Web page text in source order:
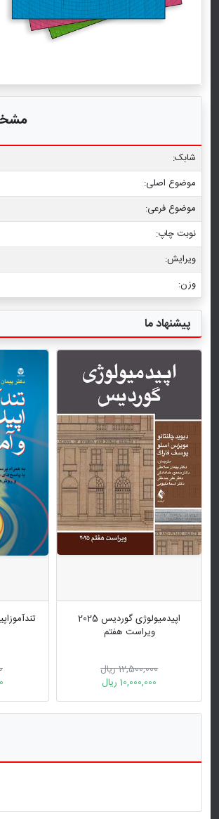
شابک:
موضوع اصلی:
موضوع فرعی:
نوبت چاپ:
ویرایش:
وزن:
پیشنهاد ما
اپیدمیولوژی گوردیس 2025
ویراست هفتم
12,500,000 ریال
10,000,000 ریال